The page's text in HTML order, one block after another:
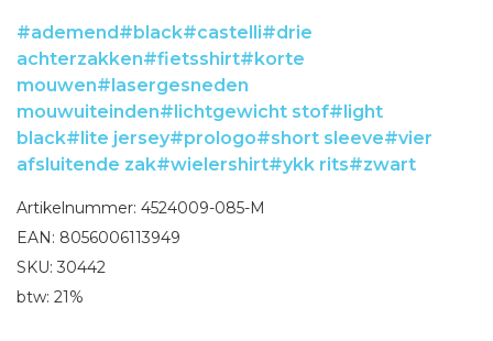
#ademend#black#castelli#drie
achterzakken#fietsshirt#korte
mouwen#lasergesneden
mouwuiteinden#lichtgewicht stof#light
black#lite jersey#prologo#short sleeve#vier
afsluitende zak#wielershirt#ykk rits#zwart
Artikelnummer: 4524009-085-M
EAN: 8056006113949
SKU: 30442
btw: 21%